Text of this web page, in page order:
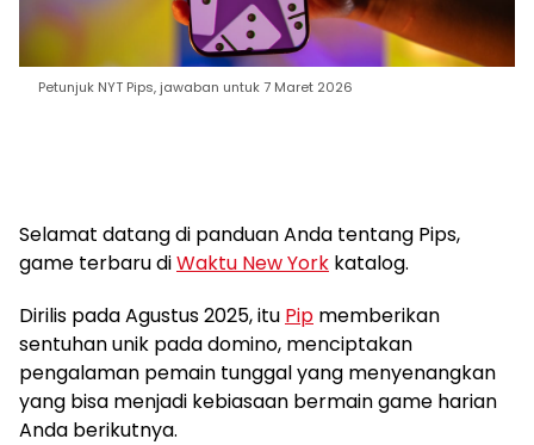
Petunjuk NYT Pips, jawaban untuk 7 Maret 2026
Selamat datang di panduan Anda tentang Pips,
game terbaru diWaktu New York katalog.
Dirilis pada Agustus 2025, itu Pip memberikan
sentuhan unik pada domino, menciptakan
pengalaman pemain tunggal yang menyenangkan
yang bisa menjadi kebiasaan bermain game harian
Anda berikutnya.